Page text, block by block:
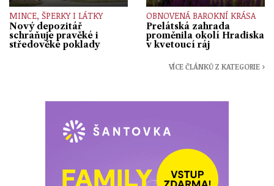
MINCE, ŠPERKY I LÁTKY
Nový depozitář
schraňuje pravěké i
středověké poklady
OBNOVENÁ BAROKNÍ KRÁSA
Prelátská zahrada
proměnila okolí Hradiska
v kvetoucí ráj
VÍCE ČLÁNKŮ Z KATEGORIE ›